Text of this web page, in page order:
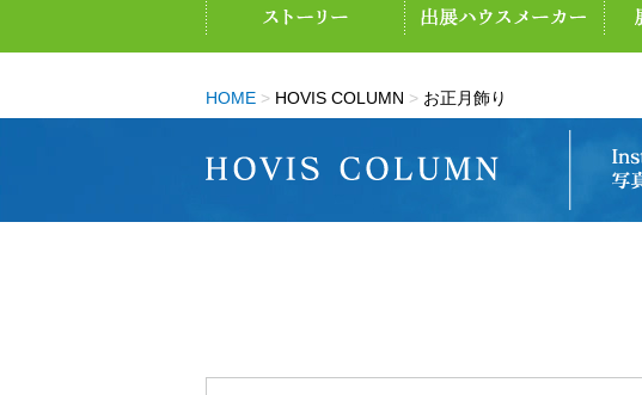
HOME > HOVIS COLUMN > お正月飾り